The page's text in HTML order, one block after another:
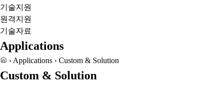
기술지원
원격지원
기술자료
Applications
› Applications › Custom & Solution
Custom & Solution